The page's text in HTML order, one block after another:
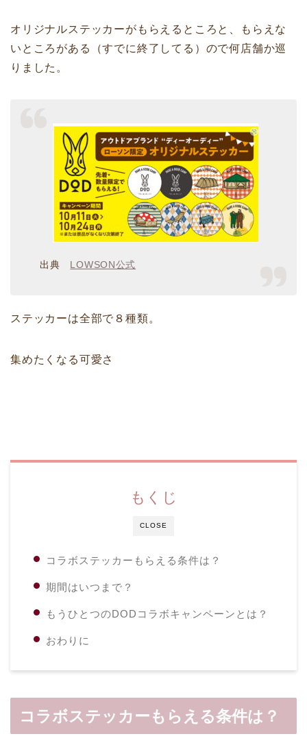
オリジナルステッカーがもらえるところと、もらえな
いところがある（すでに終了してる）ので何店舗か巡
りました。
出典 LOWSON公式
ステッカーは全部で８種類。
集めたくなる可愛さ
CLOSE
もくじ
コラボステッカーもらえる条件は？
期間はいつまで？
もうひとつのDODコラボキャンペーンとは？
おわりに
コラボステッカーもらえる条件は？